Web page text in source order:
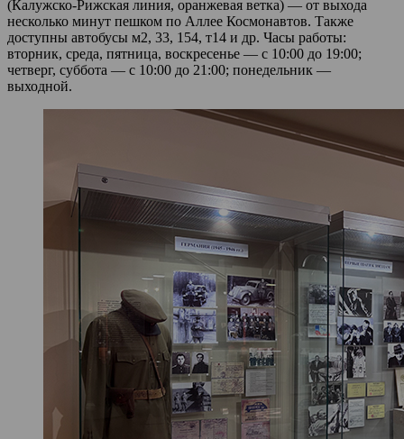
(Калужско‑Рижская линия, оранжевая ветка) — от выхода
несколько минут пешком по Аллее Космонавтов. Также
доступны автобусы м2, 33, 154, т14 и др. Часы работы:
вторник, среда, пятница, воскресенье — с 10:00 до 19:00;
четверг, суббота — с 10:00 до 21:00; понедельник —
выходной.